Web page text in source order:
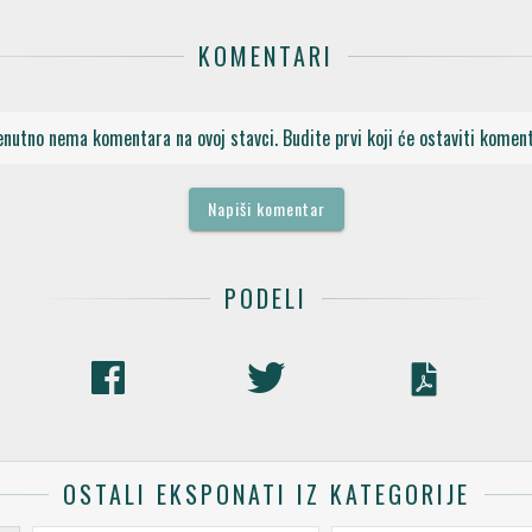
KOMENTARI
nema komentara na ovoj stavci. Budite prvi koji će ostaviti
Napiši komentar
PODELI
OSTALI EKSPONATI IZ KATEGORIJE